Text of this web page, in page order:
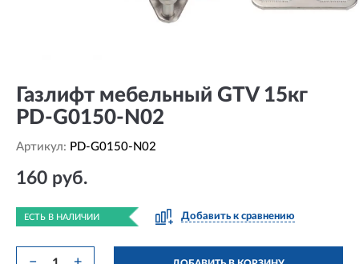
Газлифт мебельный GTV 15кг
PD-G0150-N02
Артикул: PD-G0150-N02
160 руб.
ЕСТЬ В НАЛИЧИИ Добавить к сравнению